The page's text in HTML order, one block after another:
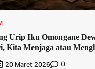
Urip Iku Omongane
Kita Menjaga atau
20 Maret 2026 0